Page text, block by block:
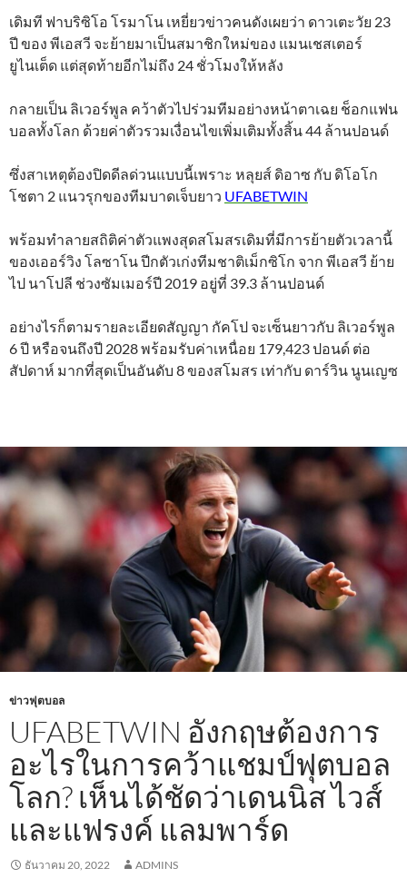
เดิมที ฟาบริซิโอ โรมาโน เหยี่ยวข่าวคนดังเผยว่า ดาวเตะวัย 23
ปี ของ พีเอสวี จะย้ายมาเป็นสมาชิกใหม่ของ แมนเชสเตอร์
ยูไนเต็ด แต่สุดท้ายอีกไม่ถึง 24 ชั่วโมงให้หลัง
กลายเป็น ลิเวอร์พูล คว้าตัวไปร่วมทีมอย่างหน้าตาเฉย ช็อกแฟน
บอลทั้งโลก ด้วยค่าตัวรวมเงื่อนไขเพิ่มเติมทั้งสิ้น 44 ล้านปอนด์
ซึ่งสาเหตุต้องปิดดีลด่วนแบบนี้เพราะ หลุยส์ ดิอาซ กับ ดิโอโก
โชตา 2 แนวรุกของทีมบาดเจ็บยาว UFABETWIN
พร้อมทำลายสถิติค่าตัวแพงสุดสโมสรเดิมที่มีการย้ายตัวเวลานี้
ของเออร์วิง โลซาโน ปีกตัวเก่งทีมชาติเม็กซิโก จาก พีเอสวี ย้าย
ไป นาโปลี ช่วงซัมเมอร์ปี 2019 อยู่ที่ 39.3 ล้านปอนด์
อย่างไรก็ตามรายละเอียดสัญญา กัคโป จะเซ็นยาวกับ ลิเวอร์พูล
6 ปี หรือจนถึงปี 2028 พร้อมรับค่าเหนื่อย 179,423 ปอนด์ ต่อ
สัปดาห์ มากที่สุดเป็นอันดับ 8 ของสโมสร เท่ากับ ดาร์วิน นูนเญซ
ข่าวฟุตบอล
UFABETWIN อังกฤษต้องการ
อะไรในการคว้าแชมป์ฟุตบอล
โลก? เห็นได้ชัดว่าเดนนิส ไวส์
และแฟรงค์ แลมพาร์ด
ธันวาคม 20, 2022 ADMINS